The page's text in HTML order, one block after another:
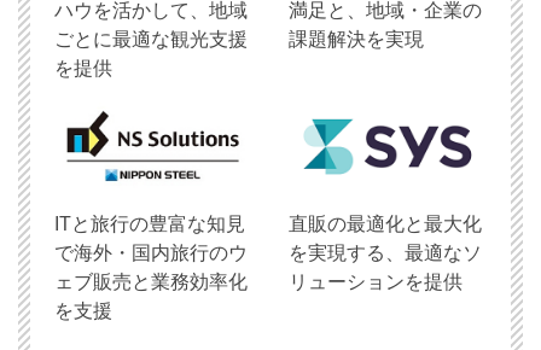
ハウを活かして、地域
ごとに最適な観光支援
を提供
満足と、地域・企業の
課題解決を実現
ITと旅行の豊富な知見
で海外・国内旅行のウ
ェブ販売と業務効率化
を支援
直販の最適化と最大化
を実現する、最適なソ
リューションを提供